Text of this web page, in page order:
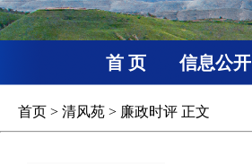
首 页 信息公开
首页 > 清风苑 > 廉政时评 正文